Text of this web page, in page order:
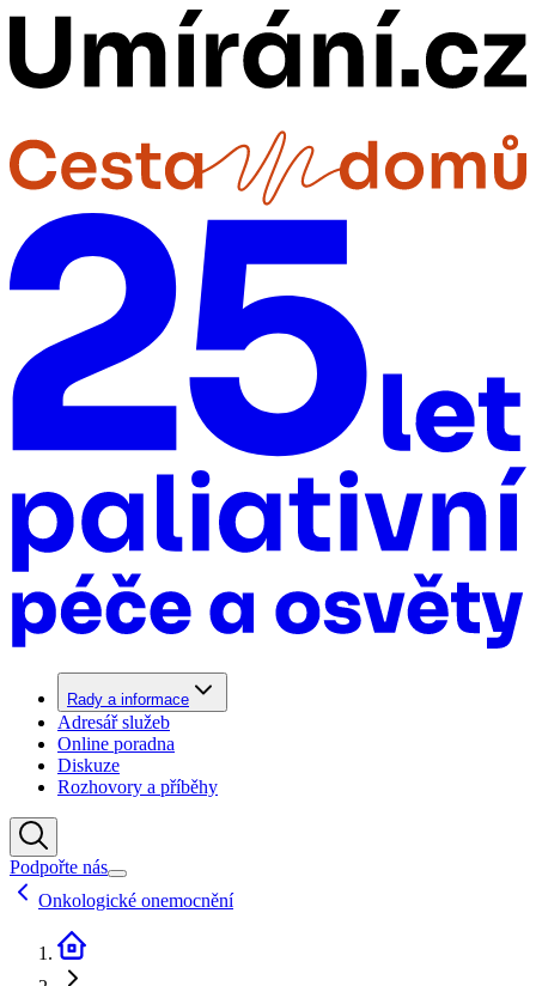
Rady a informace
Adresář služeb
Online poradna
Diskuze
Rozhovory a příběhy
Podpořte nás
Onkologické onemocnění